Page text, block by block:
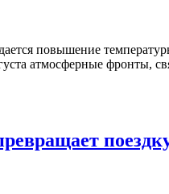
повышение
атмосферные